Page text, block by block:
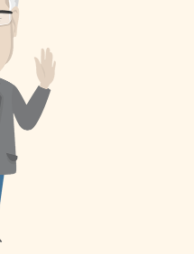
Il n’y a pas de doute que
Vittorio Frigerio excelle dans
l’art de décrire l’agir humain. Il
fait preuve de précision et de
concision. Pourtant, le non-dit
et le sous-entendu reçoivent la
part du lion dans […]